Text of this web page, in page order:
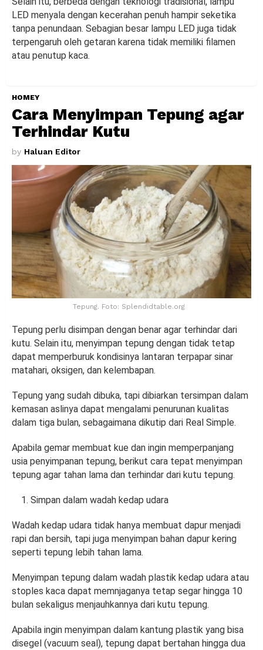
LED menyala dengan kecerahan penuh hampir seketika
tanpa penundaan. Sebagian besar lampu LED juga tidak
terpengaruh oleh getaran karena tidak memiliki filamen
atau penutup kaca.
HOMEY
Cara Menyimpan Tepung agar
Terhindar Kutu
by Haluan Editor
Tepung. Foto: Splendidtable.org
Tepung perlu disimpan dengan benar agar terhindar dari
kutu. Selain itu, menyimpan tepung dengan tidak tetap
dapat memperburuk kondisinya lantaran terpapar sinar
matahari, oksigen, dan kelembapan.
Tepung yang sudah dibuka, tapi dibiarkan tersimpan dalam
kemasan aslinya dapat mengalami penurunan kualitas
dalam tiga bulan, sebagaimana dikutip dari Real Simple.
Apabila gemar membuat kue dan ingin memperpanjang
usia penyimpanan tepung, berikut cara tepat menyimpan
tepung agar tahan lama dan terhindar dari kutu tepung.
Simpan dalam wadah kedap udara
Wadah kedap udara tidak hanya membuat dapur menjadi
rapi dan bersih, tapi juga menyimpan bahan dapur kering
seperti tepung lebih tahan lama.
Menyimpan tepung dalam wadah plastik kedap udara atau
stoples kaca dapat memnjaganya tetap segar hingga 10
bulan sekaligus menjauhkannya dari kutu tepung.
Apabila ingin menyimpan dalam kantung plastik yang bisa
disegel (vacuum seal), tepung dapat bertahan hingga dua